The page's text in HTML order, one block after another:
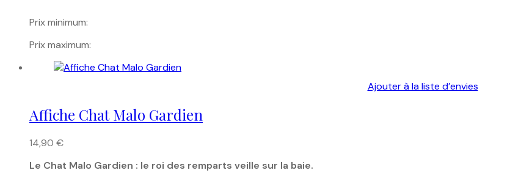
Prix minimum:
Prix maximum:
Ajouter à la liste d’envies
Affiche Chat Malo Gardien
14,90 €
Le Chat Malo Gardien : le roi des remparts veille sur la baie.